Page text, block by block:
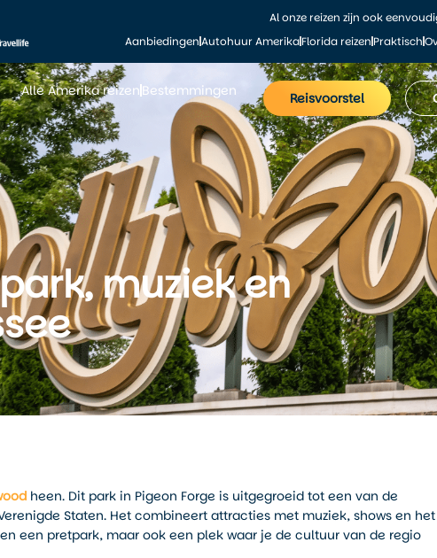
Al onze reizen zijn ook
AanbiedingenAutohuur AmerikaFlorida reizenPraktisch
Alle Amerika reizen Bestemmingen Reisvoorstel
muziek en
heen. Dit park in Pigeon Forge is uitgegroeid tot een van de
Staten. Het combineert attracties met muziek, shows en het
een pretpark, maar ook een plek waar je de cultuur van de regio